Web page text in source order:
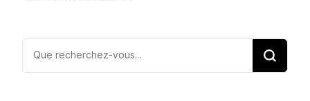
Vous